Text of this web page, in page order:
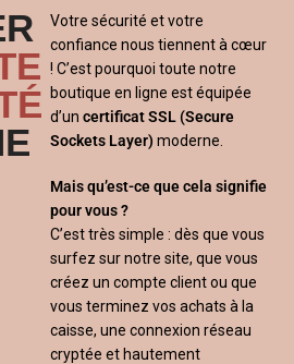
Votre sécurité et votre
confiance nous tiennent à cœur
! C’est pourquoi toute notre
boutique en ligne est équipée
d’un certificat SSL (Secure
Sockets Layer) moderne.
Mais qu’est-ce que cela signifie
pour vous ?
C’est très simple : dès que vous
surfez sur notre site, que vous
créez un compte client ou que
vous terminez vos achats à la
caisse, une connexion réseau
cryptée et hautement